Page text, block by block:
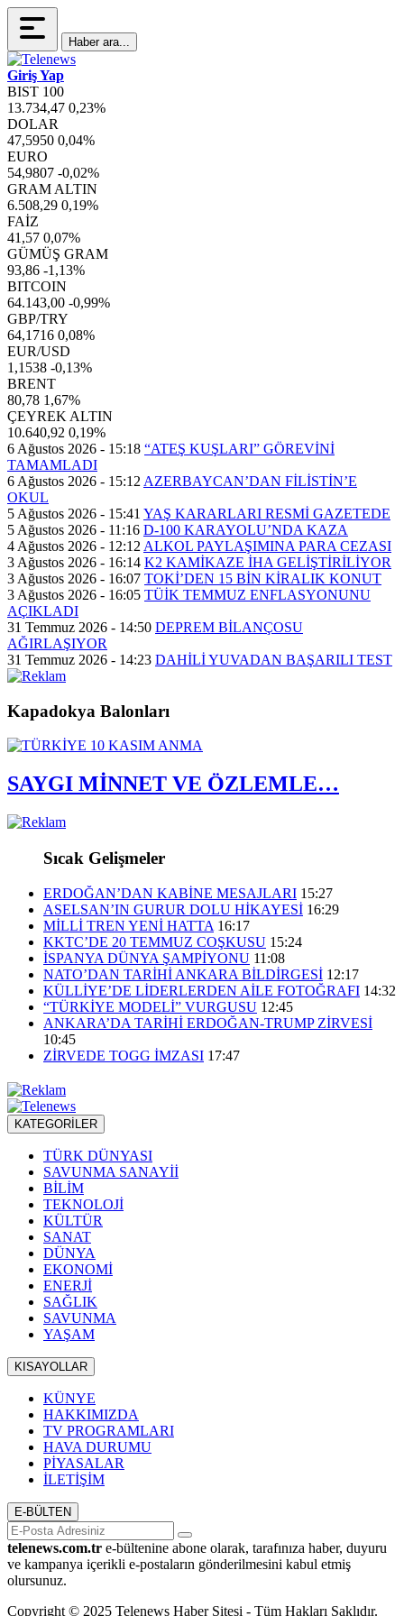
Haber ara...
Giriş Yap
BIST 100
13.734,47 0,23%
DOLAR
47,5950 0,04%
EURO
54,9807 -0,02%
GRAM ALTIN
6.508,29 0,19%
FAİZ
41,57 0,07%
GÜMÜŞ GRAM
93,86 -1,13%
BITCOIN
64.143,00 -0,99%
GBP/TRY
64,1716 0,08%
EUR/USD
1,1538 -0,13%
BRENT
80,78 1,67%
ÇEYREK ALTIN
10.640,92 0,19%
6 Ağustos 2026 - 15:18 “ATEŞ KUŞLARI” GÖREVİNİ
TAMAMLADI
6 Ağustos 2026 - 15:12 AZERBAYCAN’DAN FİLİSTİN’E
OKUL
5 Ağustos 2026 - 15:41 YAŞ KARARLARI RESMİ GAZETEDE
5 Ağustos 2026 - 11:16 D-100 KARAYOLU’NDA KAZA
4 Ağustos 2026 - 12:12 ALKOL PAYLAŞIMINA PARA CEZASI
3 Ağustos 2026 - 16:14 K2 KAMİKAZE İHA GELİŞTİRİLİYOR
3 Ağustos 2026 - 16:07 TOKİ’DEN 15 BİN KİRALIK KONUT
3 Ağustos 2026 - 16:05 TÜİK TEMMUZ ENFLASYONUNU
AÇIKLADI
31 Temmuz 2026 - 14:50 DEPREM BİLANÇOSU
AĞIRLAŞIYOR
31 Temmuz 2026 - 14:23 DAHİLİ YUVADAN BAŞARILI TEST
Kapadokya Balonları
SAYGI MİNNET VE ÖZLEMLE…
Sıcak Gelişmeler
ERDOĞAN’DAN KABİNE MESAJLARI 15:27
ASELSAN’IN GURUR DOLU HİKAYESİ 16:29
MİLLİ TREN YENİ HATTA 16:17
KKTC’DE 20 TEMMUZ COŞKUSU 15:24
İSPANYA DÜNYA ŞAMPİYONU 11:08
NATO’DAN TARİHİ ANKARA BİLDİRGESİ 12:17
KÜLLİYE’DE LİDERLERDEN AİLE FOTOĞRAFI 14:32
“TÜRKİYE MODELİ” VURGUSU 12:45
ANKARA’DA TARİHİ ERDOĞAN-TRUMP ZİRVESİ
10:45
ZİRVEDE TOGG İMZASI 17:47
KATEGORİLER
TÜRK DÜNYASI
SAVUNMA SANAYİİ
BİLİM
TEKNOLOJİ
KÜLTÜR
SANAT
DÜNYA
EKONOMİ
ENERJİ
SAĞLIK
SAVUNMA
YAŞAM
KISAYOLLAR
KÜNYE
HAKKIMIZDA
TV PROGRAMLARI
HAVA DURUMU
PİYASALAR
İLETİŞİM
E-BÜLTEN
telenews.com.tr e-bültenine abone olarak, tarafınıza haber, duyuru
ve kampanya içerikli e-postaların gönderilmesini kabul etmiş
olursunuz.
Copyright © 2025 Telenews Haber Sitesi - Tüm Hakları Saklıdır.